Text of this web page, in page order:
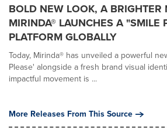
BOLD NEW LOOK, A BRIGHTER
MIRINDA® LAUNCHES A "SMILE
PLATFORM GLOBALLY
Today, Mirinda® has unveiled a powerful
Please' alongside a fresh brand visual
impactful movement is ...
More Releases From This Source